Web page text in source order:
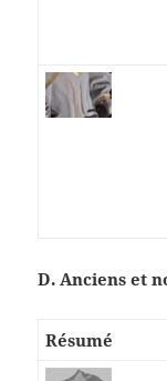
D. Anciens et
Résumé